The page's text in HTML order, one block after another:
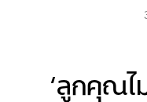
‘ลูกคุณไ